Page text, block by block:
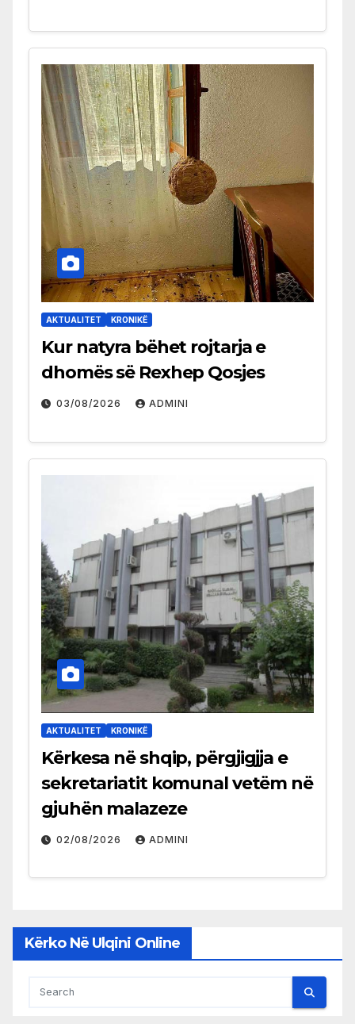
AKTUALITET KRONIKË
Kur natyra bëhet rojtarja e
dhomës së Rexhep Qosjes
03/08/2026 ADMINI
AKTUALITET KRONIKË
Kërkesa në shqip, përgjigjja e
sekretariatit komunal vetëm në
gjuhën malazeze
02/08/2026 ADMINI
Kërko Në Ulqini Online